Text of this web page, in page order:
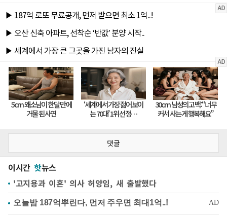
댓글
이시간 핫뉴스
'고지용과 이혼' 의사 허양임, 새 출발했다